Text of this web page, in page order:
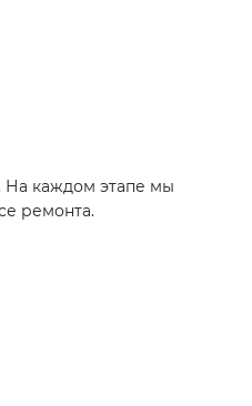
каждом этапе мы
ремонта.